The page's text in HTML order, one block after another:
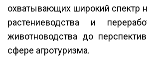
охватывающих широкий спектр
растениеводства и
животноводства до
сфере агротуризма.